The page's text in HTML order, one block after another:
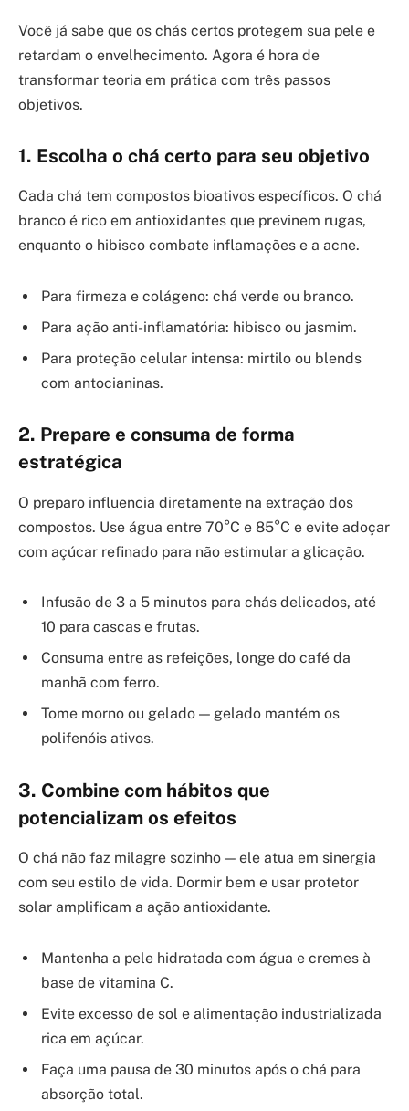
Você já sabe que os chás certos protegem sua pele e
retardam o envelhecimento. Agora é hora de
transformar teoria em prática com três passos
objetivos.
1. Escolha o chá certo para seu objetivo
Cada chá tem compostos bioativos específicos. O chá
branco é rico em antioxidantes que previnem rugas,
enquanto o hibisco combate inflamações e a acne.
Para firmeza e colágeno: chá verde ou branco.
Para ação anti-inflamatória: hibisco ou jasmim.
Para proteção celular intensa: mirtilo ou blends
com antocianinas.
2. Prepare e consuma de forma
estratégica
O preparo influencia diretamente na extração dos
compostos. Use água entre 70°C e 85°C e evite adoçar
com açúcar refinado para não estimular a glicação.
Infusão de 3 a 5 minutos para chás delicados, até
10 para cascas e frutas.
Consuma entre as refeições, longe do café da
manhã com ferro.
Tome morno ou gelado — gelado mantém os
polifenóis ativos.
3. Combine com hábitos que
potencializam os efeitos
O chá não faz milagre sozinho — ele atua em sinergia
com seu estilo de vida. Dormir bem e usar protetor
solar amplificam a ação antioxidante.
Mantenha a pele hidratada com água e cremes à
base de vitamina C.
Evite excesso de sol e alimentação industrializada
rica em açúcar.
Faça uma pausa de 30 minutos após o chá para
absorção total.